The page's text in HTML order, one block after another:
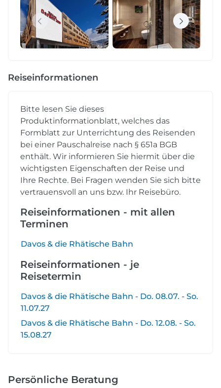
Reiseinformationen
Bitte lesen Sie dieses
Produktinformationblatt, welches das
Formblatt zur Unterrichtung des Reisenden
bei einer Pauschalreise nach § 651a BGB
enthält. Wir informieren Sie hiermit über die
wichtigsten Eigenschaften der Reise und
Ihre Rechte. Bei Fragen wenden Sie sich bitte
vertrauensvoll an uns bzw. Ihr Reisebüro.
Reiseinformationen - mit allen
Terminen
Davos & die Rhätische Bahn
Reiseinformationen - je
Reisetermin
Davos & die Rhätische Bahn - Do. 08.07. - So.
11.07.27
Davos & die Rhätische Bahn - Do. 12.08. - So.
15.08.27
Persönliche Beratung